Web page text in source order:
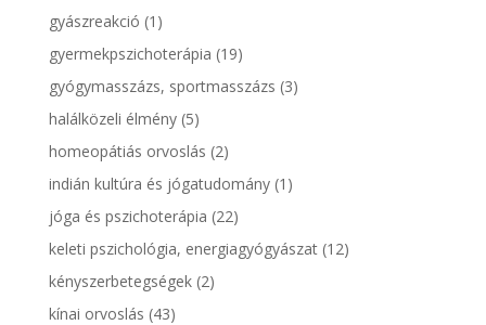
gyászreakció (1)
gyermekpszichoterápia (19)
gyógymasszázs, sportmasszázs (3)
halálközeli élmény(5)
homeopátiás orvoslás (2)
indián kultúra és jógatudomány(1)
jóga és pszichoterápia (22)
keleti pszichológia, energiagyógyászat(12)
kényszerbetegségek(2)
kínai orvoslás (43)